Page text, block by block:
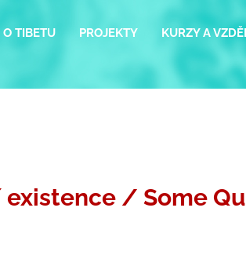
O TIBETU PROJEKTY KURZY A
/ Some